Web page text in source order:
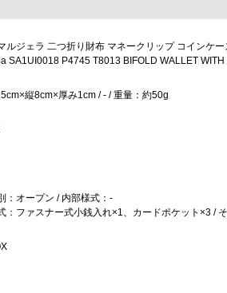
ルジェラ 二つ折り財布 マネークリップ コインケ
SA1UI0018 P4745 T8013 BIFOLD WALLET
縦8cm×厚み1cm / - / 重量：約50g
：オープン / 内部様式：-
：ファスナー式小銭入れ×1、カードポケット×3 /